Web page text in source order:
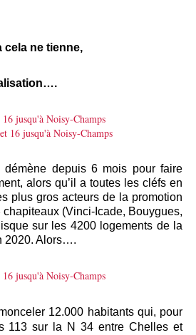
cela ne tienne,
depuis 6 mois pour faire
alors qu’il a toutes les cléfs en
plus gros acteurs de la promotion
(Vinci-Icade, Bouygues,
sur les 4200 logements de la
2020. Alors….
12.000 habitants qui, pour
113 sur la N 34 entre Chelles et